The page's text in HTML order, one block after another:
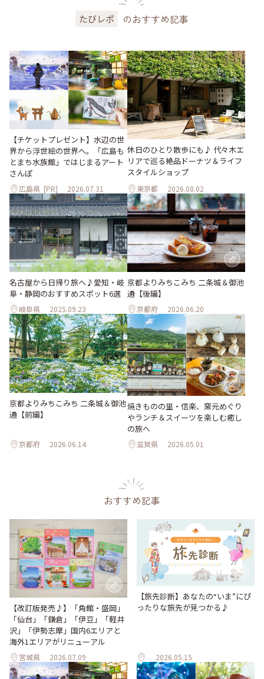
たびレポ のおすすめ記事
【チケットプレゼント】水辺の世
界から浮世絵の世界へ。「広島も
とまち水族館」ではじまるアート
さんぽ
広島県 [PR] 2026.07.31
休日のひとり散歩にも♪ 代々木エ
リアで巡る絶品ドーナツ＆ライフ
スタイルショップ
東京都 2026.08.02
名古屋から日帰り旅へ♪愛知・岐
阜・静岡のおすすめスポット6選
岐阜県 2025.09.23
京都よりみちこみち 二条城＆御池
通【後編】
京都府 2026.06.20
京都よりみちこみち 二条城＆御池
通【前編】
京都府 2026.06.14
焼きものの里・信楽、窯元めぐり
やランチ＆スイーツを楽しむ癒し
の旅へ
滋賀県 2026.05.01
おすすめ記事
【改訂版発売♪】「角館・盛岡」
「仙台」「鎌倉」「伊豆」「軽井
沢」「伊勢志摩」国内6エリアと
海外1エリアがリニューアル
宮城県 2026.07.09
【旅先診断】あなたの“いま”にぴ
ったりな旅先が見つかる♪
2026.05.15